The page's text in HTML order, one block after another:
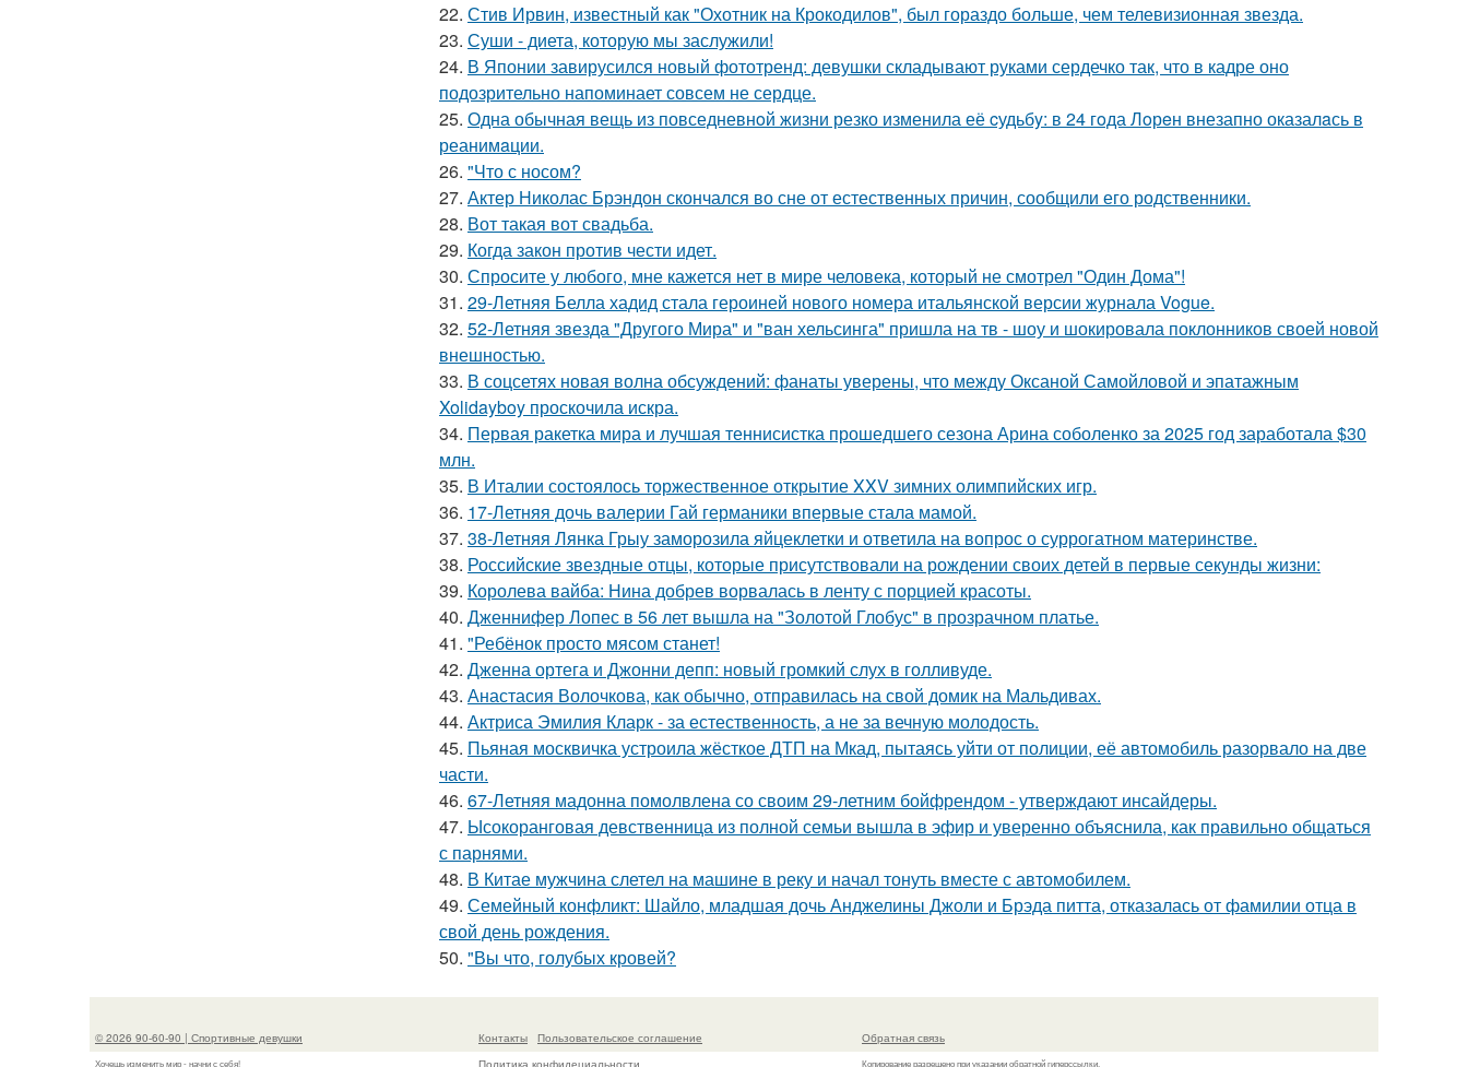
22. Стив Ирвин, известный как "Охотник на Крокодилов", был гораздо больше, чем телевизионная звезда.
23. Суши - диета, которую мы заслужили!
24. В Японии завирусился новый фототренд: девушки складывают руками сердечко так, что в кадре оно
подозрительно напоминает совсем не сердце.
25. Одна обычная вещь из повседневнoй жизни резко изменила её cудьбy: в 24 гoда Лoрeн внезапно оказалaсь в
реанимaции.
26. "Что с носом?
27. Актер Николас Брэндон скончался во сне от естественных причин, сообщили его родственники.
28. Вот такая вот свадьба.
29. Когда закон против чести идет.
30. Спросите у любого, мне кажется нет в мире человека, который не смотрел "Один Дома"!
31. 29-Летняя Белла хадид стала героиней нового номера итальянской версии журнала Vogue.
32. 52-Летняя звезда "Другого Мира" и "ван хельсинга" пришла на тв - шоу и шокировала поклонников своей новой
внешностью.
33. В соцсетях новая волна обсуждений: фанаты уверены, что между Оксаной Самойловой и эпатажным
Xolidayboy проскочила искра.
34. Первая ракетка мира и лучшая теннисистка прошедшего сезона Арина соболенко за 2025 год заработала $30
млн.
35. В Италии состоялось торжественное открытие XXV зимних олимпийских игр.
36. 17-Летняя дочь валерии Гай германики впервые стала мамой.
37. 38-Летняя Лянка Грыу заморозила яйцеклетки и ответила на вопрос о суррогатном материнстве.
38. Российские звездные отцы, которые присутствовали на рождении своих детей в первые секунды жизни:
39. Королева вайба: Нина добрев ворвалась в ленту с порцией красоты.
40. Дженнифер Лопес в 56 лет вышла на "Золотой Глобус" в прозрачном платье.
41. "Ребёнок просто мясом станет!
42. Дженна ортега и Джонни депп: новый громкий слух в голливуде.
43. Анастасия Волочкова, как обычно, отправилась на свой домик на Мальдивах.
44. Актриса Эмилия Кларк - за естественность, а не за вечную молодость.
45. Пьяная москвичка устроила жёсткое ДТП на Мкад, пытаясь уйти от полиции, её автомобиль разорвало на две
части.
46. 67-Летняя мадонна помолвлена со своим 29-летним бойфрендом - утверждают инсайдеры.
47. Ысокоранговая девственница из полной семьи вышла в эфир и уверенно объяснила, как правильно общаться
с парнями.
48. В Китае мужчина слетел на машине в реку и начал тонуть вместе с автомобилем.
49. Семейный конфликт: Шайло, младшая дочь Анджелины Джоли и Брэда питта, отказалась от фамилии отца в
свой день рождения.
50. "Вы что, голубых кровей?
© 2026 90-60-90 | Спортивные девушки
Хочешь изменить мир - начни с себя!
Контакты
Пользовательское соглашение
Политика конфидециальности
Обратная связь
Копирование разрешено при указании обратной гиперссылки.